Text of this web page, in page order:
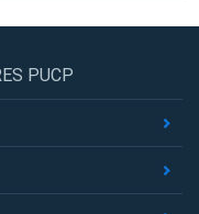
PUCP